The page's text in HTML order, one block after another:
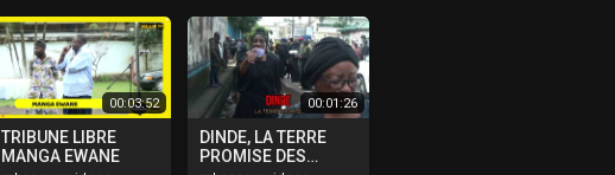
ESSEBOU MANGA
FREDERIC
00:03:52
TRIBUNE LIBRE
MANGA EWANE
00:01:26
DINDE, LA TERRE
PROMISE DES